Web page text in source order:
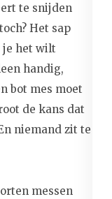
te snijden
Het sap
je het wilt
handig,
bot mes moet
de kans dat
niemand zit te
messen